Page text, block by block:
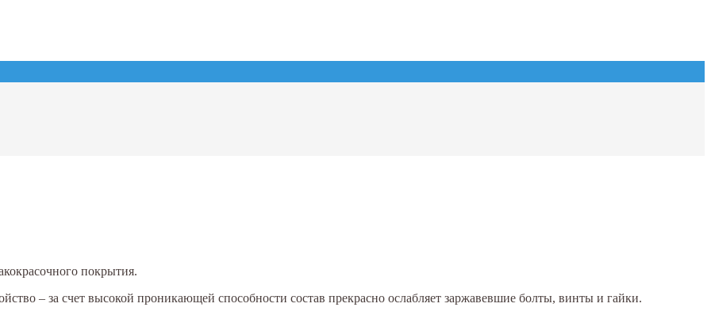
покрытия.
– за счет высокой проникающей способности состав прекрасно ослабляет заржавевшие болты, винты и гайки.